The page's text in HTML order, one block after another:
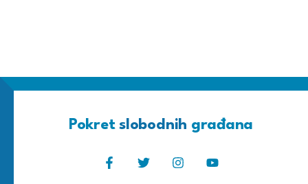
Pokretslobodnih građana